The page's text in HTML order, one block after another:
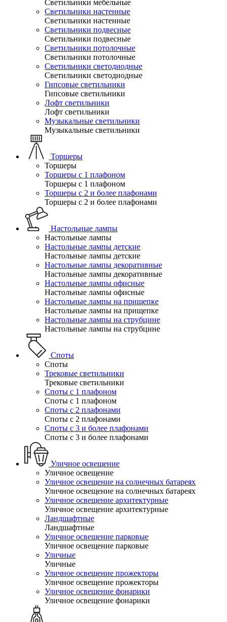
Светильники мебельные
Светильники настенные
Светильники настенные
Светильники подвесные
Светильники подвесные
Светильники потолочные
Светильники потолочные
Светильники светодиодные
Светильники светодиодные
Гипсовые светильники
Гипсовые светильники
Лофт светильники
Лофт светильники
Музыкальные светильники
Музыкальные светильники
Торшеры
Торшеры
Торшеры с 1 плафоном
Торшеры с 1 плафоном
Торшеры с 2 и более плафонами
Торшеры с 2 и более плафонами
Настольные лампы
Настольные лампы
Настольные лампы детские
Настольные лампы детские
Настольные лампы декоративные
Настольные лампы декоративные
Настольные лампы офисные
Настольные лампы офисные
Настольные лампы на прищепке
Настольные лампы на прищепке
Настольные лампы на струбцине
Настольные лампы на струбцине
Споты
Споты
Трековые светильники
Трековые светильники
Споты с 1 плафоном
Споты с 1 плафоном
Споты с 2 плафонами
Споты с 2 плафонами
Споты с 3 и более плафонами
Споты с 3 и более плафонами
Уличное освещение
Уличное освещение
Уличное освещение на солнечных батареях
Уличное освещение на солнечных батареях
Уличное освещение архитектурные
Уличное освещение архитектурные
Ландшафтные
Ландшафтные
Уличное освещение парковые
Уличное освещение парковые
Уличные
Уличные
Уличное освещение прожекторы
Уличное освещение прожекторы
Уличное освещение фонарики
Уличное освещение фонарики